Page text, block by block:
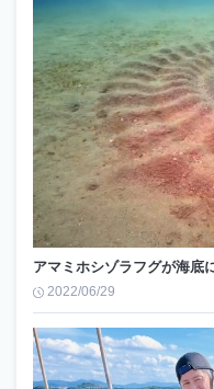
アマミホシゾラフグが海底
2022/06/29